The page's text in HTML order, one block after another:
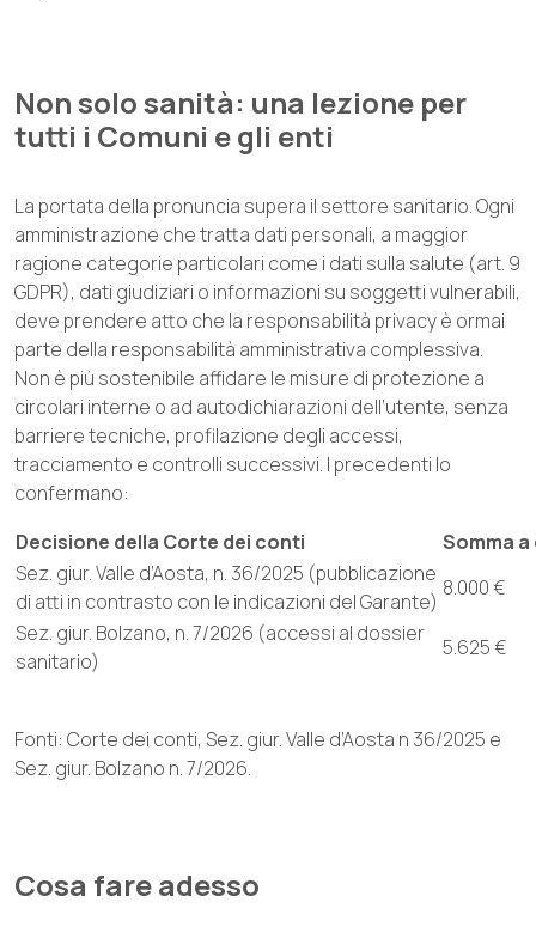
Non solo sanità: una lezione per
tutti i Comuni e gli enti
La portata della pronuncia supera il settore sanitario. Ogni
amministrazione che tratta dati personali, a maggior
ragione categorie particolari come i dati sulla salute (art. 9
GDPR), dati giudiziari o informazioni su soggetti vulnerabili,
deve prendere atto che la responsabilità privacy è ormai
parte della responsabilità amministrativa complessiva.
Non è più sostenibile affidare le misure di protezione a
circolari interne o ad autodichiarazioni dell’utente, senza
barriere tecniche, profilazione degli accessi,
tracciamento e controlli successivi. I precedenti lo
confermano:
Decisione della Corte dei conti
Somma
Sez. giur. Valle d’Aosta, n. 36/2025 (pubblicazione
di atti in contrasto con le indicazioni del Garante)
8.000 €
Sez. giur. Bolzano, n. 7/2026 (accessi al dossier
sanitario)
5.625 €
Fonti: Corte dei conti, Sez. giur. Valle d’Aosta n 36/2025 e
Sez. giur. Bolzano n. 7/2026.
Cosa fare adesso